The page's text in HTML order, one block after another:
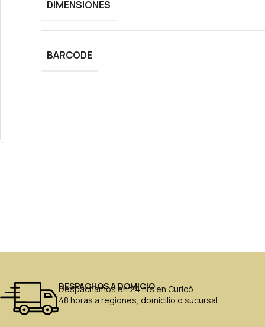
DIMENSIONES
BARCODE
DESPACHOS A DOMICIO
Despachamos en 24 hrs en Curicó
48 horas a regiones, domicilio o sucursal